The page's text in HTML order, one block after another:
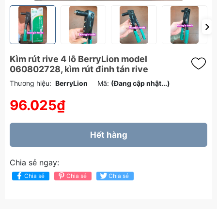
Kìm rút rive 4 lỗ BerryLion model
060802728, kìm rút đinh tán rive
Thương hiệu: BerryLion Mã: (Đang cập nhật...)
96.025₫
Hết hàng
Chia sẻ ngay:
Chia sẻ Chia sẻ Chia sẻ